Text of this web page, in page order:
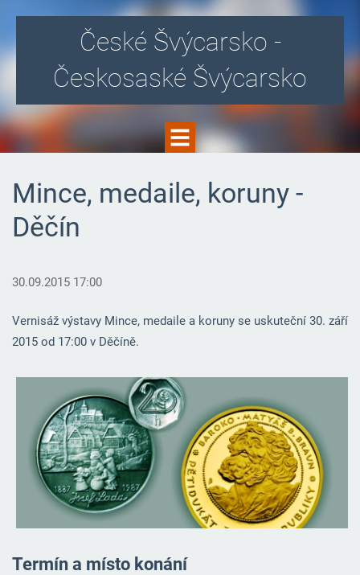
České Švýcarsko -
Českosaské Švýcarsko
Mince, medaile, koruny -
Děčín
30.09.2015 17:00
Vernisáž výstavy Mince, medaile a koruny se uskuteční 30. září
2015 od 17:00 v Děčíně.
Termín a místo konání